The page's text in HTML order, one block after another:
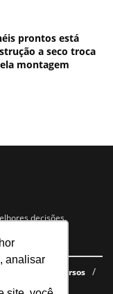
analisar
prontos está
a seco troca
montagem
decisões.
Cursos